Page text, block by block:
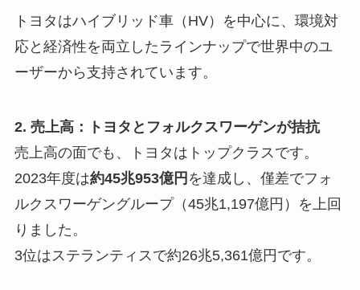
トヨタはハイブリッド車（HV）を中心に、環境対
応と経済性を両立したラインナップで世界中のユ
ーザーから支持されています。
2. 売上高：トヨタとフォルクスワーゲンが拮抗
売上高の面でも、トヨタはトップクラスです。
2023年度は約45兆953億円 を達成し、僅差でフォ
ルクスワーゲングループ（45兆1,197億円）を上回
りました。
3位はステランティスで約26兆5,361億円です。